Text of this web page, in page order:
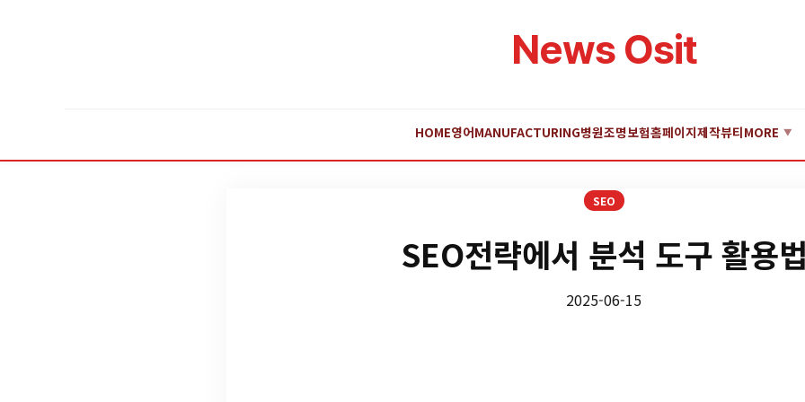
News Osit
HOME영어MANUFACTURING병원조명보험홈페이지제작뷰티MORE ▼
SEO
SEO전략에서 분석 도구 활용
2025-06-15